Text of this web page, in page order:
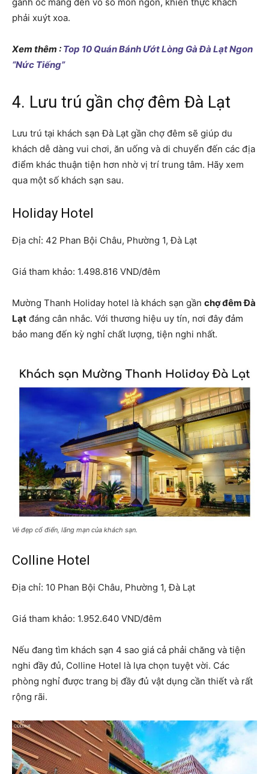
phải xuýt xoa.
Xem thêm : Top 10 Quán Bánh Ướt Lòng Gà Đà Lạt Ngon
“Nức Tiếng”
4. Lưu trú gần chợ đêm Đà Lạt
Lưu trú tại khách sạn Đà Lạt gần chợ đêm sẽ giúp du
khách dễ dàng vui chơi, ăn uống và di chuyển đến các địa
điểm khác thuận tiện hơn nhờ vị trí trung tâm. Hãy xem
qua một số khách sạn sau.
Holiday Hotel
Địa chỉ: 42 Phan Bội Châu, Phường 1, Đà Lạt
Giá tham khảo: 1.498.816 VND/đêm
Mường Thanh Holiday hotel là khách sạn gần chợ đêm Đà
Lạt đáng cân nhắc. Với thương hiệu uy tín, nơi đây đảm
bảo mang đến kỳ nghỉ chất lượng, tiện nghi nhất.
Vẻ đẹp cổ điển, lãng mạn của khách sạn.
Colline Hotel
Địa chỉ: 10 Phan Bội Châu, Phường 1, Đà Lạt
Giá tham khảo: 1.952.640 VND/đêm
Nếu đang tìm khách sạn 4 sao giá cả phải chăng và tiện
nghi đầy đủ, Colline Hotel là lựa chọn tuyệt vời. Các
phòng nghỉ được trang bị đầy đủ vật dụng cần thiết và rất
rộng rãi.